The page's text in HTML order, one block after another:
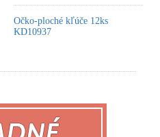
Očko-ploché kľúče 12ks
KD10937